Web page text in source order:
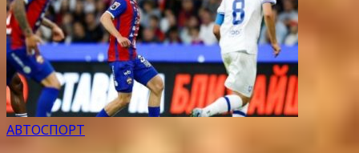
АВТОСПОРТ